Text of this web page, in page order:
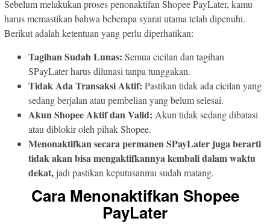
Sebelum melakukan proses penonaktifan Shopee PayLater, kamu
harus memastikan bahwa beberapa syarat utama telah dipenuhi.
Berikut adalah ketentuan yang perlu diperhatikan:
Tagihan Sudah Lunas: Semua cicilan dan tagihan
SPayLater harus dilunasi tanpa tunggakan.
Tidak Ada Transaksi Aktif: Pastikan tidak ada cicilan yang
sedang berjalan atau pembelian yang belum selesai.
Akun Shopee Aktif dan Valid: Akun tidak sedang dibatasi
atau diblokir oleh pihak Shopee.
Menonaktifkan secara permanen SPayLater juga berarti
tidak akan bisa mengaktifkannya kembali dalam waktu
dekat, jadi pastikan keputusanmu sudah matang.
Cara Menonaktifkan Shopee
PayLater